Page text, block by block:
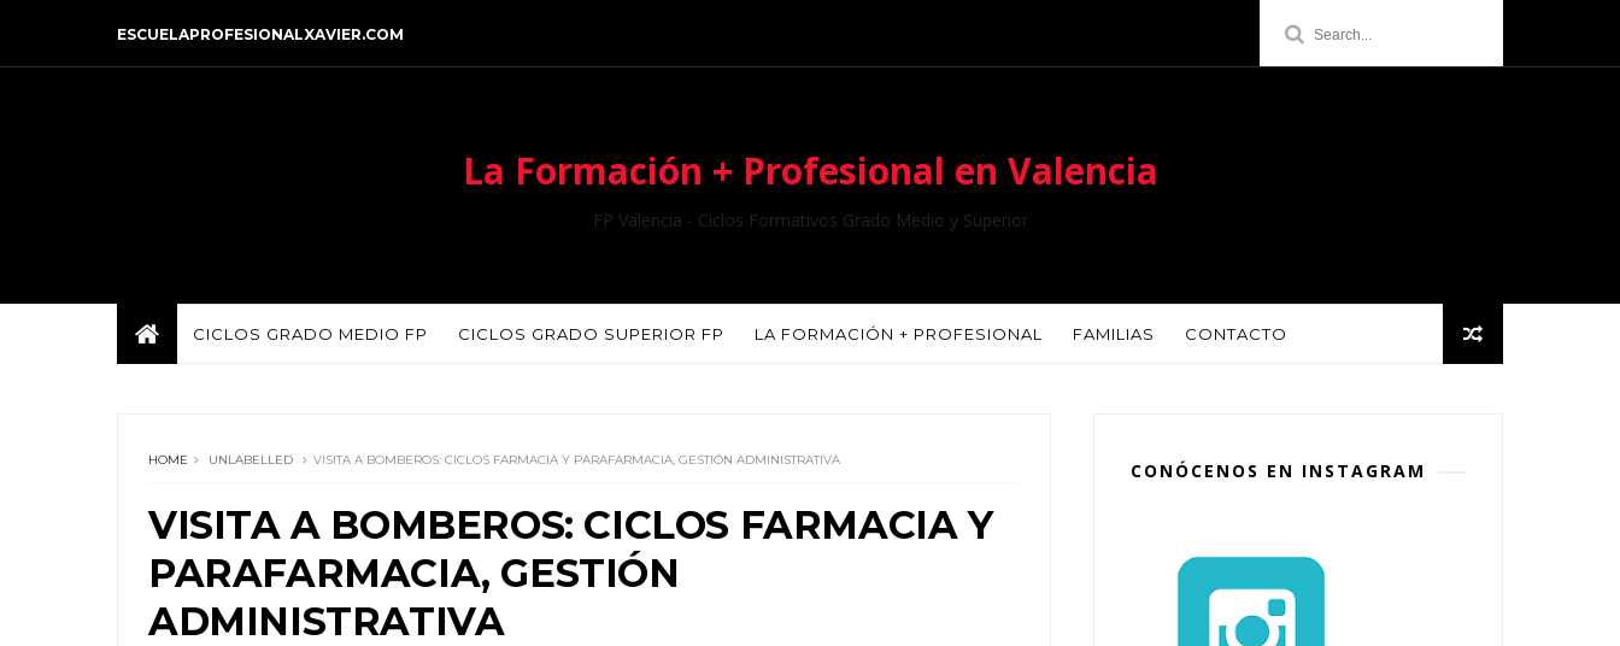
ESCUELAPROFESIONALXAVIER.COM
La Formación + Profesional en Valencia
FP Valencia - Ciclos Formativos Grado Medio y Superior
CICLOS GRADO MEDIO FP CICLOS GRADO SUPERIOR FP LA FORMACIÓN + PROFESIONAL FAMILIAS CONTACTO
HOME UNLABELLED VISITA A BOMBEROS: CICLOS FARMACIA Y PARAFARMACIA, GESTIÓN ADMINISTRATIVA
VISITA A BOMBEROS: CICLOS FARMACIA Y
PARAFARMACIA, GESTIÓN
ADMINISTRATIVA
CONÓCENOS EN INSTAGRAM